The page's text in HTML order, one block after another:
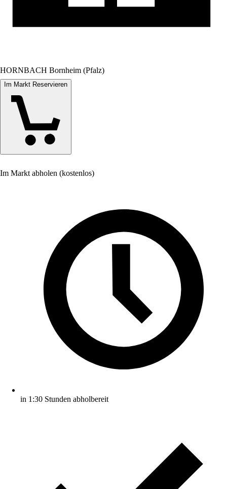
HORNBACH Bornheim (Pfalz)
Im Markt Reservieren
Im Markt abholen (kostenlos)
in 1:30 Stunden abholbereit